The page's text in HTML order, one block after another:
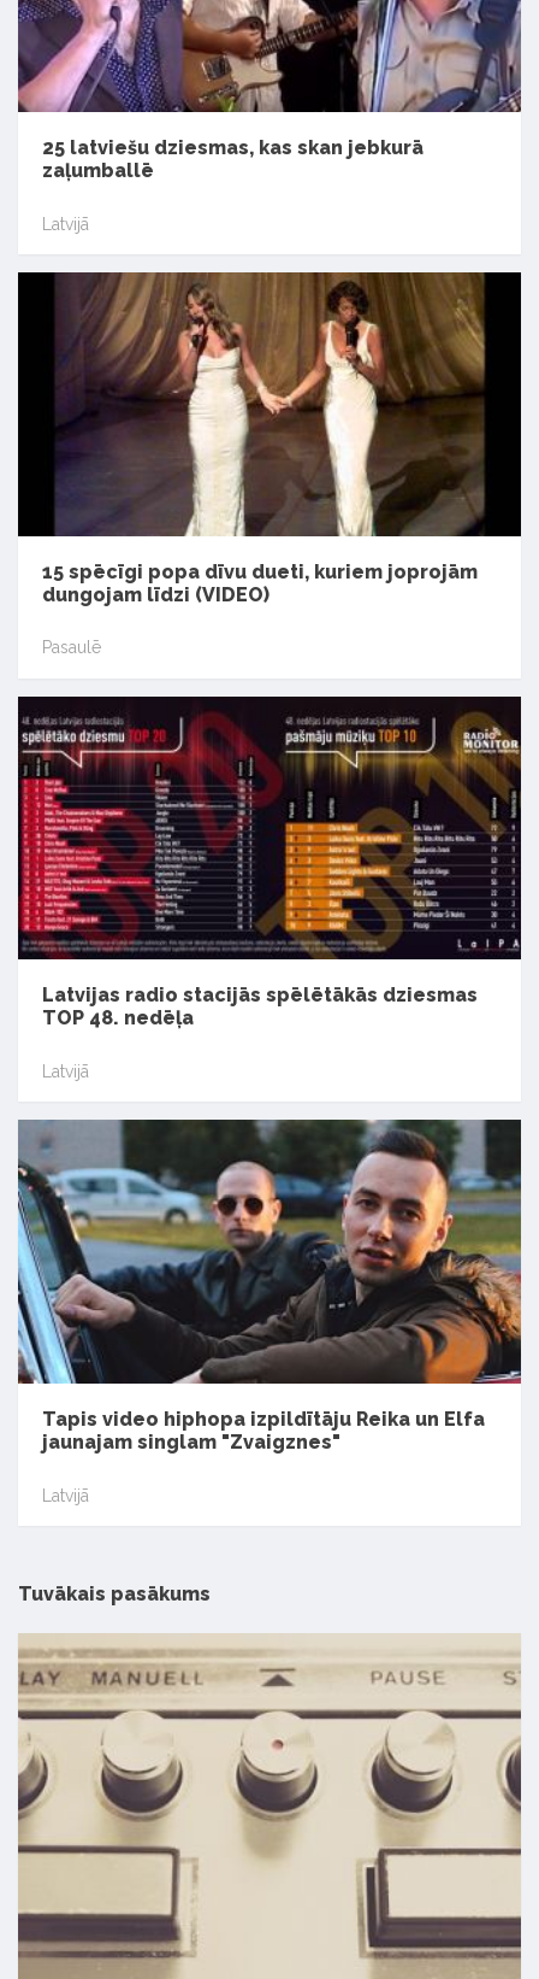
25 latviešu dziesmas, kas skan jebkurā
zaļumballē
Latvijā
15 spēcīgi popa dīvu dueti, kuriem joprojām
dungojam līdzi (VIDEO)
Pasaulē
Latvijas radio stacijās spēlētākās dziesmas
TOP 48. nedēļa
Latvijā
Tapis video hiphopa izpildītāju Reika un Elfa
jaunajam singlam "Zvaigznes"
Latvijā
Tuvākais pasākums